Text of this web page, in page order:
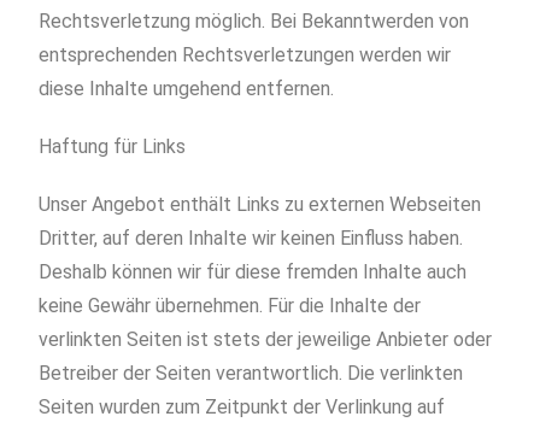
Rechtsverletzung möglich. Bei Bekanntwerden von
entsprechenden Rechtsverletzungen werden wir
diese Inhalte umgehend entfernen.
Haftung für Links
Unser Angebot enthält Links zu externen Webseiten
Dritter, auf deren Inhalte wir keinen Einfluss haben.
Deshalb können wir für diese fremden Inhalte auch
keine Gewähr übernehmen. Für die Inhalte der
verlinkten Seiten ist stets der jeweilige Anbieter oder
Betreiber der Seiten verantwortlich. Die verlinkten
Seiten wurden zum Zeitpunkt der Verlinkung auf